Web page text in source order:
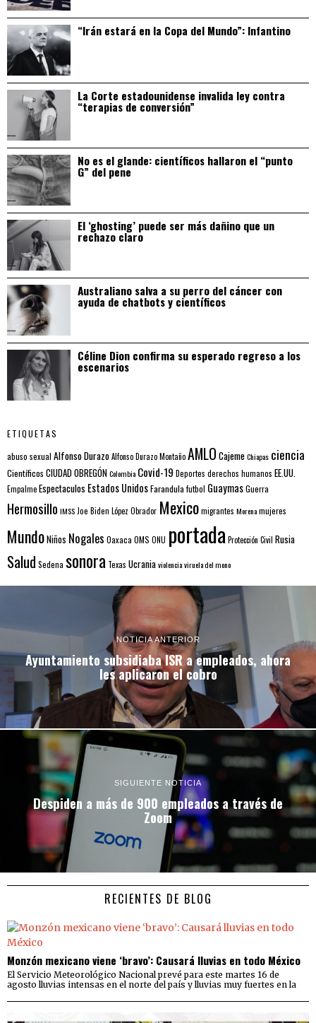
“Irán estará en la Copa del Mundo”: Infantino
La Corte estadounidense invalida ley contra
“terapias de conversión”
No es el glande: científicos hallaron el “punto
G” del pene
El ‘ghosting’ puede ser más dañino que un
rechazo claro
Australiano salva a su perro del cáncer con
ayuda de chatbots y científicos
Céline Dion confirma su esperado regreso a los
escenarios
ETIQUETAS
abuso sexual Alfonso DurazoAlfonso Durazo MontañoAMLO CajemeChiapas ciencia
Científicos CIUDAD OBREGÓNColombia Covid-19 Deportes derechos humanos EE.UU.
EmpalmeEspectaculos Estados UnidosFarandulafutbol GuaymasGuerra
Hermosillo IMSSJoe Biden López Obrador Mexicomigrantes Morenamujeres
MundoNiños Nogales Oaxaca OMS ONU portada Protección Civil Rusia
Salud Sedena sonora Texas Ucraniaviolenciaviruela del mono
NOTICIA ANTERIOR
Ayuntamiento subsidiaba ISR a empleados, ahora
les aplicaron el cobro
SIGUIENTE NOTICIA
Despiden a más de 900 empleados a través de
Zoom
RECIENTES DE BLOG
Monzón mexicano viene ‘bravo’: Causará lluvias en todo México
El Servicio Meteorológico Nacional prevé para este martes 16 de
agosto lluvias intensas en el norte del país y lluvias muy fuertes en la